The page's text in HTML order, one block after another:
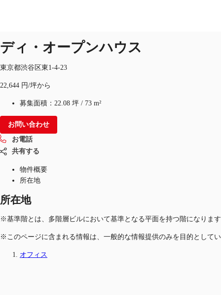
オフィス・事務所
ディ・オープンハウス
東京都渋谷区東1-4-23
22,644 円/坪から
募集面積： 22.08 坪 / 73 m²
お問い合わせ
お電話
共有する
物件概要
所在地
所在地
※基準階とは、多階層ビルにおいて基準となる平面を持つ階になりま
※このページに含まれる情報は、一般的な情報提供のみを目的として
オフィス